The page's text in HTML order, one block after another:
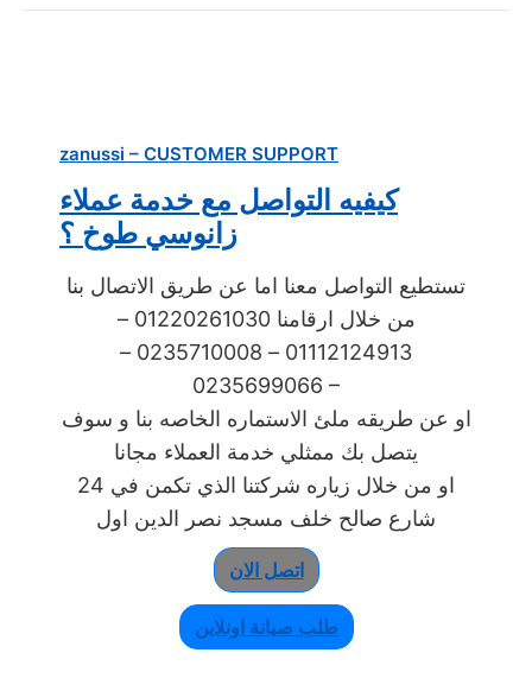
zanussi – CUSTOMER SUPPORT
كيفيه التواصل مع خدمة عملاء
زانوسي طوخ ؟
تستطيع التواصل معنا اما عن طريق الاتصال بنا
من خلال ارقامنا 01220261030 –
01112124913 – 0235710008 –
0235699066 –
او عن طريقه ملئ الاستماره الخاصه بنا و سوف
يتصل بك ممثلي خدمة العملاء مجانا
او من خلال زياره شركتنا الذي تكمن في 24
شارع صالح خلف مسجد نصر الدين اول
اتصل الان
طلب صيانة اونلاين